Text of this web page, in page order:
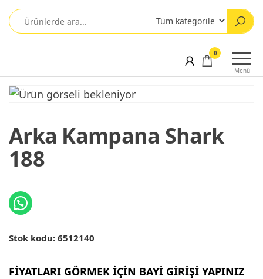
Menü
0
Arka Kampana Shark
188
Stok kodu: 6512140
FİYATLARI GÖRMEK İÇİN BAYİ GİRİŞİ YAPINIZ